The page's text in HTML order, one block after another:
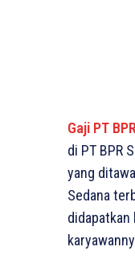
Gaji PT
di PT BPR
yang
Sedana